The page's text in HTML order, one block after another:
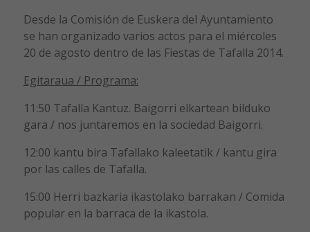
Desde la Comisión de Euskera del Ayuntamiento
se han organizado varios actos para el miércoles
20 de agosto dentro de las Fiestas de Tafalla 2014.
Egitaraua / Programa:
11:50 Tafalla Kantuz. Baigorri elkartean bilduko
gara / nos juntaremos en la sociedad Baigorri.
12:00 kantu bira Tafallako kaleetatik / kantu gira
por las calles de Tafalla.
15:00 Herri bazkaria ikastolako barrakan / Comida
popular en la barraca de la ikastola.